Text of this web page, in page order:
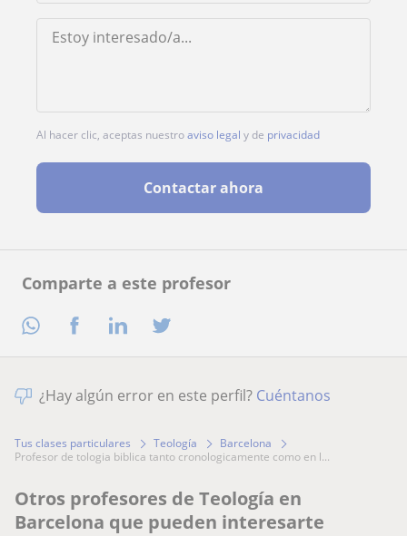
Comparte a este profesor
Al hacer clic, aceptas nuestroaviso legal y de privacidad
Contactar ahora
¿Hay algún error en este perfil? Cuéntanos
Tus clases particulares Teología
Barcelona
profesor de tologia biblica tanto cronologicamente como en l...
Otros profesores de Teología en
Barcelona que pueden interesarte